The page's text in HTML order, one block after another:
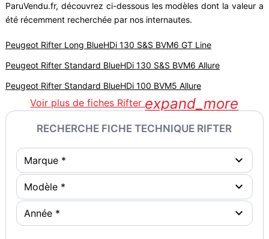
ParuVendu.fr, découvrez ci-dessous les modèles dont la valeur a
été récemment recherchée par nos internautes.
Peugeot Rifter Long BlueHDi 130 S&S BVM6 GT Line
Peugeot Rifter Standard BlueHDi 130 S&S BVM6 Allure
Peugeot Rifter Standard BlueHDi 100 BVM5 Allure
Voir plus de fiches Rifter expand_more
RECHERCHE FICHE TECHNIQUE RIFTER